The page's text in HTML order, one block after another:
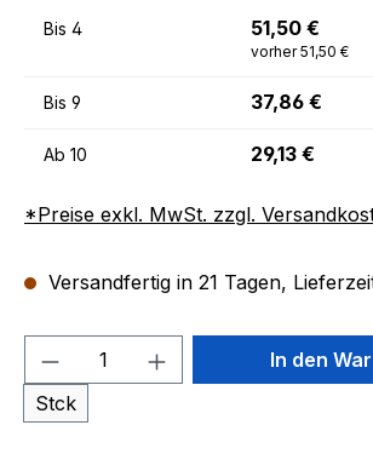
Bis 4 51,50 €
vorher 51,50 €
Bis 9 37,86 €
Ab 10 29,13 €
*Preise exkl. MwSt. zzgl.
Versandfertig in 21 Tagen,
Produkt Anzahl: Gib den
Stck
In den